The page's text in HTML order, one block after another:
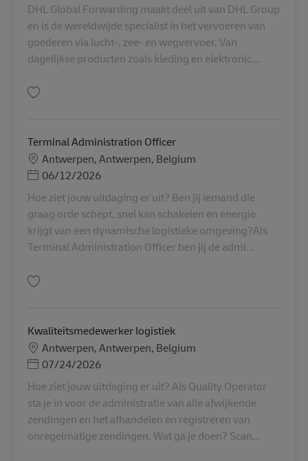
DHL Global Forwarding maakt deel uit van DHL Group
en is de wereldwijde specialist in het vervoeren van
goederen via lucht-, zee- en wegvervoer. Van
dagelijkse producten zoals kleding en elektronic...
Terminal Administration Officer
Locație
Antwerpen, Antwerpen, Belgium
Posted Date
06/12/2026
Hoe ziet jouw uitdaging er uit? Ben jij iemand die
graag orde schept, snel kan schakelen en energie
krijgt van een dynamische logistieke omgeving?Als
Terminal Administration Officer ben jij de admi...
Kwaliteitsmedewerker logistiek
Locație
Antwerpen, Antwerpen, Belgium
Posted Date
07/24/2026
Hoe ziet jouw uitdaging er uit? Als Quality Operator
sta je in voor de administratie van alle afwijkende
zendingen en het afhandelen en registreren van
onregelmatige zendingen. Wat ga je doen? Scan...